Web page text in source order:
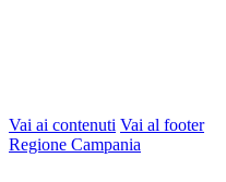
Vai ai contenuti Vai al footer
Regione Campania